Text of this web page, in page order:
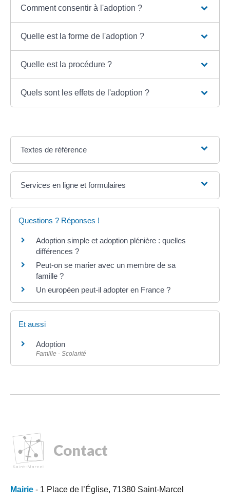
Comment consentir à l'adoption ?
Quelle est la forme de l'adoption ?
Quelle est la procédure ?
Quels sont les effets de l'adoption ?
Textes de référence
Services en ligne et formulaires
Questions ? Réponses !
Adoption simple et adoption plénière : quelles
différences ?
Peut-on se marier avec un membre de sa
famille ?
Un européen peut-il adopter en France ?
Et aussi
Adoption
Famille - Scolarité
Contact
Mairie - 1 Place de l’Église, 71380 Saint-Marcel